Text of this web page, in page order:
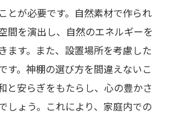
とが必要です。自然素材で作られ
間を演出し、自然のエネルギーを
ます。また、設置場所を考慮した
す。神棚の選び方を間違えないこ
と安らぎをもたらし、心の豊かさ
しょう。これにより、家庭内での